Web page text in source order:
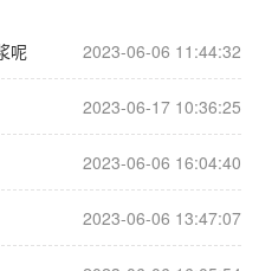
呢 2023-06-06 11:44:32
2023-06-17 10:36:25
2023-06-06 16:04:40
2023-06-06 13:47:07